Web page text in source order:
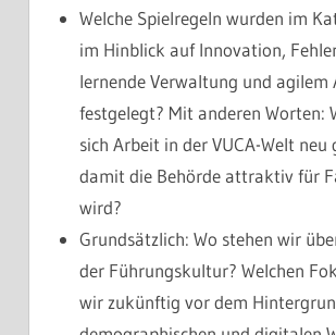
Welche Spielregeln wurden im
im Hinblick auf Innovation,
lernende Verwaltung und agilem
festgelegt? Mit anderen Worten:
sich Arbeit in der VUCA-Welt neu
damit die Behörde attraktiv für
wird?
Grundsätzlich: Wo stehen wir
der Führungskultur? Welchen
wir zukünftig vor dem